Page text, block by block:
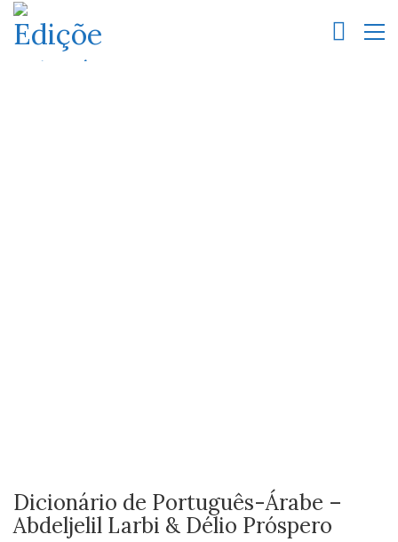
Dicionário de Português-Árabe –
Abdeljelil Larbi & Délio Próspero